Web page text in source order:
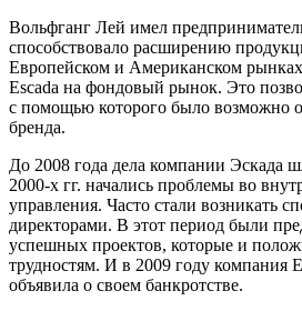
Вольфганг Лей имел
способствовало расширению
Европейском и Американском
Escada на фондовый рынок. Это
с помощью которого было возможно
бренда.
До 2008 года дела компании Эскада
2000-х гг. начались проблемы во
управления. Часто стали возникать
директорами. В этот период были
успешных проектов, которые и
трудностям. И в 2009 году компания
объявила о своем банкротстве.